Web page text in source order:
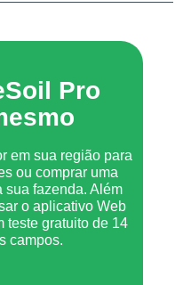
Pro
em sua região para
ou comprar uma
sua fazenda. Além
o aplicativo Web
teste gratuito de 14
campos.